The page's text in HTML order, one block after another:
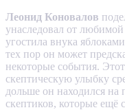
Леонид Коновалов
унаследовал от
угостила внука
тех пор он может
некоторые события.
скептическую улыбку
дольше он находился на
скептиков, которые ещё